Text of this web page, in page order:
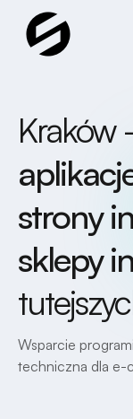
Kraków
strony
sklepy
Wsparcie
techniczna dla e-